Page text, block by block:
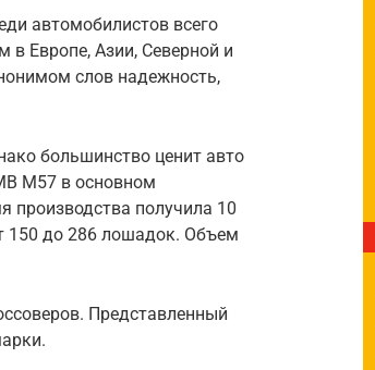
автомобилистов всего
Европе, Азии, Северной и
слов надежность,
большинство ценит авто
М57 в основном
производства получила 10
150 до 286 лошадок. Объем
Представленный